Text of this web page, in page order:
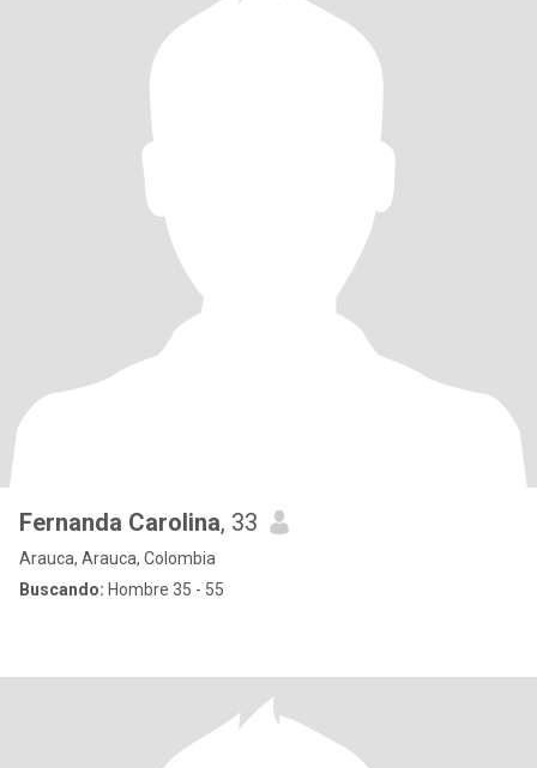
Fernanda Carolina, 33
Arauca, Arauca, Colombia
Buscando: Hombre 35 - 55